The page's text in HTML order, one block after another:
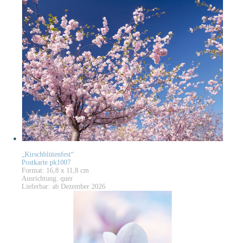
„Kirschblütenfest“
Postkarte pk1007
Format: 16,8 x 11,8 cm
Ausrichtung: quer
Lieferbar: ab Dezember 2026